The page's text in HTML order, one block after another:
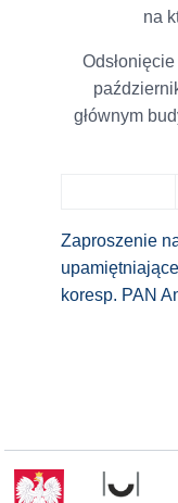
na
głównym
Zaproszenie
koresp. PAN